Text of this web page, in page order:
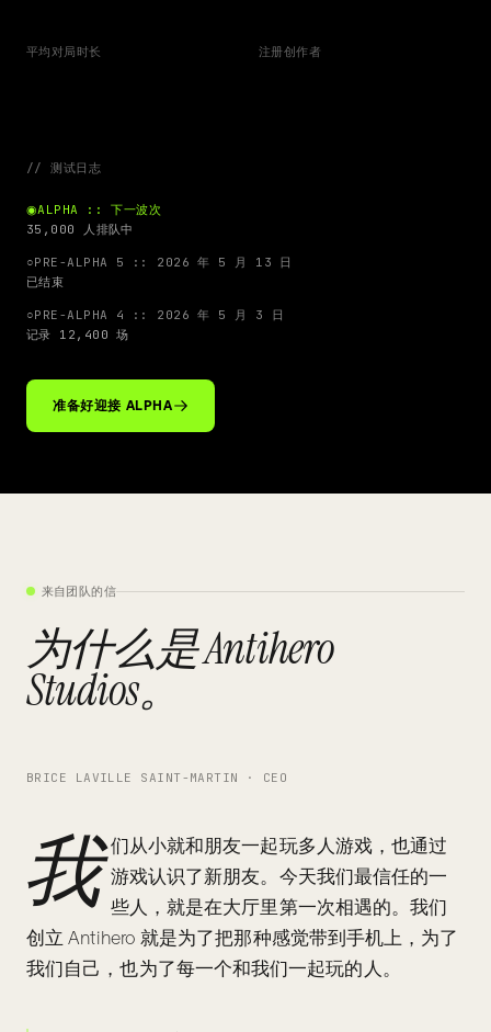
平均对局时长 注册创作者
// 测试日志
◉ALPHA :: 下一波次
35,000 人排队中
○PRE-ALPHA 5 :: 2026 年 5 月 13 日
已结束
○PRE-ALPHA 4 :: 2026 年 5 月 3 日
记录 12,400 场
准备好迎接 ALPHA
来自团队的信
为什么是 Antihero
Studios。
BRICE LAVILLE SAINT-MARTIN · CEO
我 们从小就和朋友一起玩多人游戏，也通过
游戏认识了新朋友。今天我们最信任的一
些人，就是在大厅里第一次相遇的。我们
创立 Antihero 就是为了把那种感觉带到手机上，为了
我们自己，也为了每一个和我们一起玩的人。